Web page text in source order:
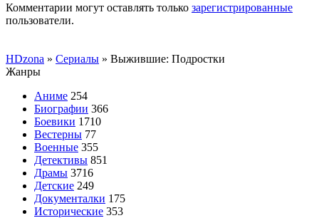
Комментарии могут оставлять только зарегистрированные
пользователи.
HDzona » Сериалы » Выжившие: Подростки
Жанры
Аниме 254
Биографии 366
Боевики 1710
Вестерны 77
Военные 355
Детективы 851
Драмы 3716
Детские 249
Документалки 175
Исторические 353